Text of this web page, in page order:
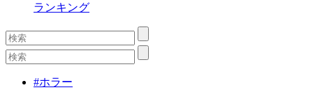
ランキング
#ホラー